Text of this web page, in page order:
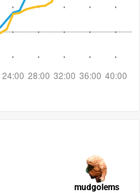
mudgolems